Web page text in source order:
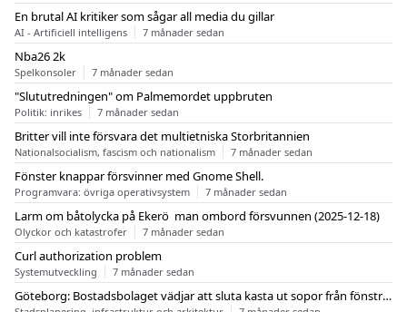
En brutal AI kritiker som sågar all media du gillar
AI - Artificiell intelligens 7 månader sedan
Nba26 2k
Spelkonsoler 7 månader sedan
"Slututredningen" om Palmemordet uppbruten
Politik: inrikes 7 månader sedan
Britter vill inte försvara det multietniska Storbritannien
Nationalsocialism, fascism och nationalism 7 månader sedan
Fönster knappar försvinner med Gnome Shell.
Programvara: övriga operativsystem 7 månader sedan
Larm om båtolycka på Ekerö  man ombord försvunnen (2025-12-18)
Olyckor och katastrofer 7 månader sedan
Curl authorization problem
Systemutveckling 7 månader sedan
Göteborg: Bostadsbolaget vädjar att sluta kasta ut sopor från fönstren